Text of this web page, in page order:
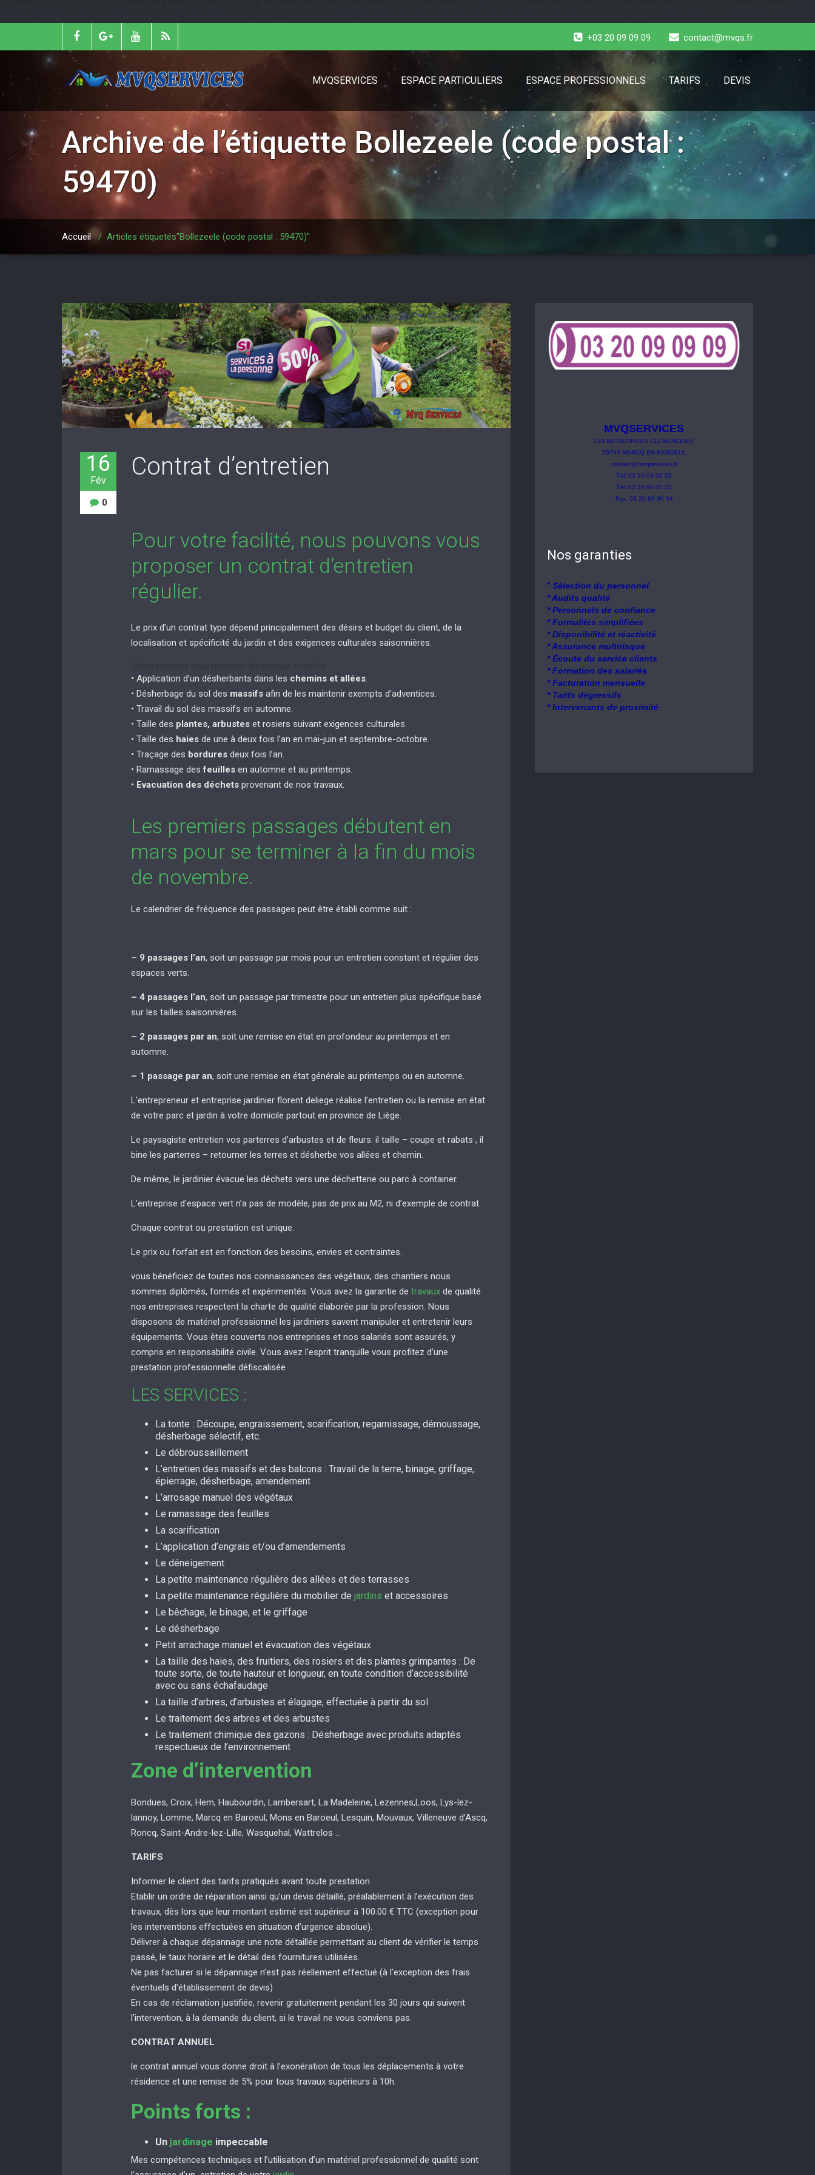
+03 20 09 09 09 contact@mvqs.fr
MVQSERVICES ESPACE PARTICULIERS ESPACE PROFESSIONNELS TARIFS DEVIS
Archive de l’étiquette Bollezeele (code postal :
59470)
Accueil/ Articles étiquetés"Bollezeele (code postal : 59470)"
16
Fév
0
Contrat d’entretien
Pour votre facilité, nous pouvons vous
proposer un contrat d’entretien
régulier.
Le prix d’un contrat type dépend principalement des désirs et budget du client, de la
localisation et spécificité du jardin et des exigences culturales saisonnières.
• Application d’un désherbants dans les chemins et allées.
• Désherbage du sol des massifsafin de les maintenir exempts d’adventices.
• Travail du sol des massifs en automne.
• Taille des plantes, arbusteset rosiers suivant exigences culturales.
• Taille des haiesde une à deux fois l’an en mai-juin et septembre-octobre.
• Traçage des borduresdeux fois l’an.
• Ramassage desfeuillesen automne et au printemps.
• Evacuation des déchetsprovenant de nos travaux.
Les premiers passages débutent en
mars pour se terminer à la fin du mois
de novembre.
Le calendrier de fréquence des passages peut être établi comme suit :
– 9 passages l’an, soit un passage par mois pour un entretien constant et régulier des
espaces verts.
– 4 passages l’an, soit un passage par trimestre pour un entretien plus spécifique basé
sur les tailles saisonnières.
– 2 passages par an, soit une remise en état en profondeur au printemps et en
automne.
– 1 passage par an, soit une remise en état générale au printemps ou en automne.
L’entrepreneur et entreprise jardinier florent deliege réalise l’entretien ou la remise en état
de votre parc et jardin à votre domicile partout en province de Liège.
Le paysagiste entretien vos parterres d’arbustes et de fleurs: il taille – coupe et rabats , il
bine les parterres – retourner les terres et désherbe vos allées et chemin.
De même, le jardinier évacue les déchets vers une déchetterie ou parc à container.
L’entreprise d’espace vert n’a pas de modèle, pas de prix au M2, ni d’exemple de contrat.
Chaque contrat ou prestation est unique.
Le prix ou forfait est en fonction des besoins, envies et contraintes.
vous bénéficiez de toutes nos connaissances des végétaux, des chantiers nous
sommes diplômés, formés et expérimentés. Vous avez la garantie de travauxde qualité
nos entreprises respectent la charte de qualité élaborée par la profession. Nous
disposons de matériel professionnel les jardiniers savent manipuler et entretenir leurs
équipements. Vous êtes couverts nos entreprises et nos salariés sont assurés, y
compris en responsabilité civile. Vous avez l’esprit tranquille vous profitez d’une
prestation professionnelle défiscalisée
LES SERVICES :
La tonte : Découpe, engraissement, scarification, regarnissage, démoussage,
désherbage sélectif, etc.
Le débroussaillement
L’entretien des massifs et des balcons : Travail de la terre, binage, griffage,
épierrage, désherbage, amendement
L’arrosage manuel des végétaux
Le ramassage des feuilles
La scarification
L’application d’engrais et/ou d’amendements
Le déneigement
La petite maintenance régulière des allées et des terrasses
La petite maintenance régulière du mobilier de jardins et accessoires
Le bêchage, le binage, et le griffage
Le désherbage
Petit arrachage manuel et évacuation des végétaux
La taille des haies, des fruitiers, des rosiers et des plantes grimpantes : De
toute sorte, de toute hauteur et longueur, en toute condition d’accessibilité
avec ou sans échafaudage
La taille d’arbres, d’arbustes et élagage, effectuée à partir du sol
Le traitement des arbres et des arbustes
Le traitement chimique des gazons : Désherbage avec produits adaptés
respectueux de l’environnement
Zone d’intervention
Bondues, Croix, Hem, Haubourdin, Lambersart, La Madeleine, Lezennes,Loos, Lys-lez-
lannoy, Lomme, Marcq en Baroeul, Mons en Baroeul, Lesquin, Mouvaux, Villeneuve d’Ascq,
Roncq, Saint-Andre-lez-Lille, Wasquehal, Wattrelos …
TARIFS
Informer le client des tarifs pratiqués avant toute prestation
Etablir un ordre de réparation ainsi qu’un devis détaillé, préalablement à l’exécution des
travaux, dès lors que leur montant estimé est supérieur à 100.00 € TTC (exception pour
les interventions effectuées en situation d’urgence absolue).
Délivrer à chaque dépannage une note détaillée permettant au client de vérifier le temps
passé, le taux horaire et le détail des fournitures utilisées.
Ne pas facturer si le dépannage n’est pas réellement effectué (à l’exception des frais
éventuels d’établissement de devis)
En cas de réclamation justifiée, revenir gratuitement pendant les 30 jours qui suivent
l’intervention, à la demande du client, si le travail ne vous conviens pas.
CONTRAT ANNUEL
le contrat annuel vous donne droit à l’exonération de tous les déplacements à votre
résidence et une remise de 5% pour tous travaux supérieurs à 10h.
Points forts :
Un jardinage impeccable
Mes compétences techniques et l’utilisation d’un matériel professionnel de qualité sont
MVQSERVICES
133 BD GEORGES CLEMENCEAU
59700 MARCQ EN BAROEUL
contact@mvqservices.fr
Tél: 03 20 09 09 09
Tél: 03 20 98 01 22
Fax: 03 20 83 90 64
Nos garanties
* Sélection du personnel
* Audits qualité
* Personnels de confiance
* Formalités simplifiées
* Disponibilité et réactivité
* Assurance multirisque
* Écoute du service clients
* Formation des salariés
* Facturation mensuelle
* Tarifs dégressifs
* Intervenants de proximité